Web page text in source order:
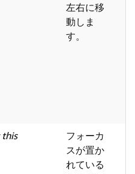
左右に移
動しま
す。
this
フォーカ
スが置か
れている